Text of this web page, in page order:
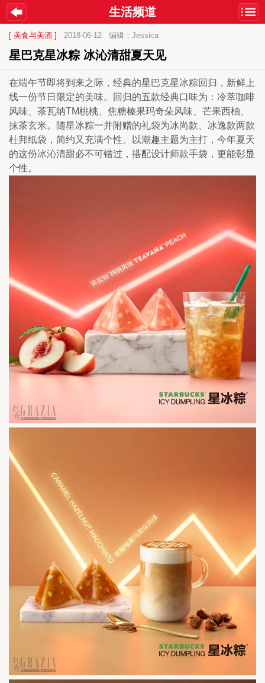
生活频道
[ 美食与美酒 ] 2018-06-12 编辑：Jessica
星巴克星冰粽 冰沁清甜夏天见
在端午节即将到来之际，经典的星巴克星冰粽回归，新鲜上
线一份节日限定的美味。回归的五款经典口味为：冷萃咖啡
风味、茶瓦纳TM桃桃、焦糖榛果玛奇朵风味、芒果西柚、
抹茶玄米。随星冰粽一并附赠的礼袋为冰尚款、冰逸款两款
杜邦纸袋，简约又充满个性。以潮趣主题为主打，今年夏天
的这份冰沁清甜必不可错过，搭配设计师款手袋，更能彰显
个性。